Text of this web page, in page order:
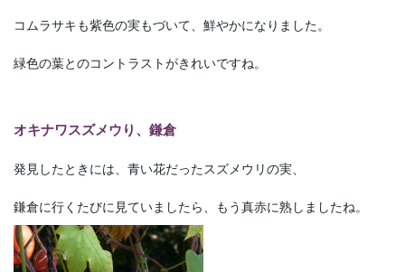
コムラサキも紫色の実もづいて、鮮やかになりました。
緑色の葉とのコントラストがきれいですね。
オキナワスズメウり、鎌倉
発見したときには、青い花だったスズメウリの実、
鎌倉に行くたびに見ていましたら、もう真赤に熟しましたね。